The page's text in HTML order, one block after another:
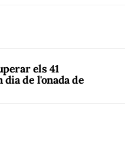
els 41
dia de l'onada de